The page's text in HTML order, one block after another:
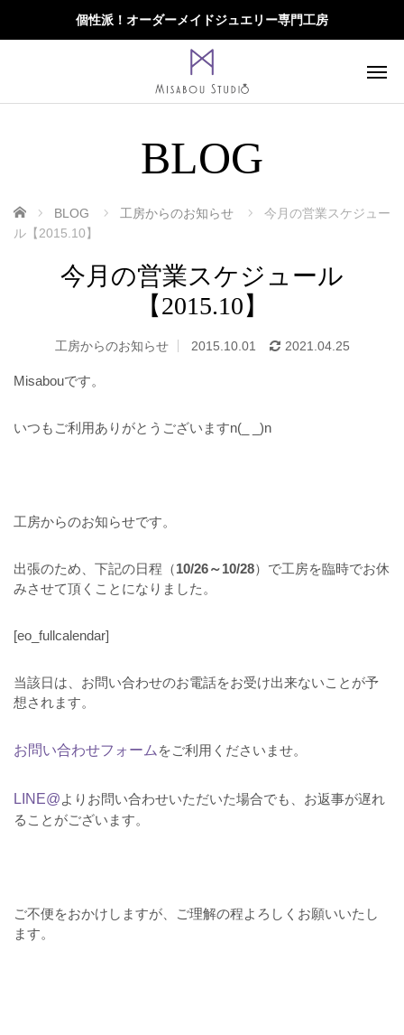
個性派！オーダーメイドジュエリー専門工房
BLOG
ホーム BLOG 工房からのお知らせ
今月の営業スケジュー
ル【2015.10】
今月の営業スケジュール
【2015.10】
工房からのお知らせ 2015.10.01 2021.04.25
Misabouです。
いつもご利用ありがとうございますn(_ _)n
工房からのお知らせです。
出張のため、下記の日程（10/26～10/28）で工房を臨時でお休
みさせて頂くことになりました。
[eo_fullcalendar]
当該日は、お問い合わせのお電話をお受け出来ないことが予
想されます。
お問い合わせフォームをご利用くださいませ。
LINE@よりお問い合わせいただいた場合でも、お返事が遅れ
ることがございます。
ご不便をおかけしますが、ご理解の程よろしくお願いいたし
ます。